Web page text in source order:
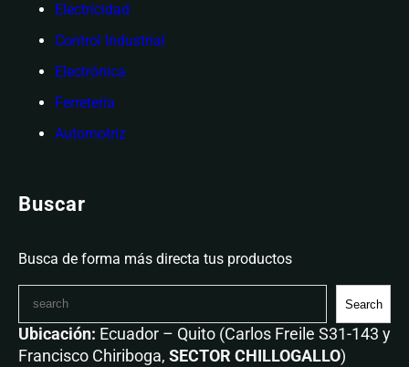
Electricidad
Control Industrial
Electrónica
Ferretería
Automotriz
Buscar
Busca de forma más directa tus productos
Search
Ubicación: Ecuador – Quito (Carlos Freile S31-143 y
Francisco Chiriboga, SECTOR CHILLOGALLO)